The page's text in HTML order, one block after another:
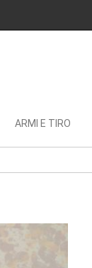
ARMI E TIRO